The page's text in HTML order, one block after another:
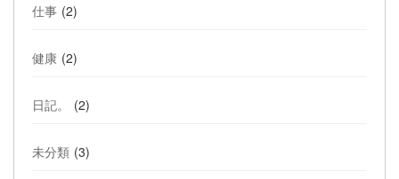
仕事 (2)
健康 (2)
日記。 (2)
未分類 (3)